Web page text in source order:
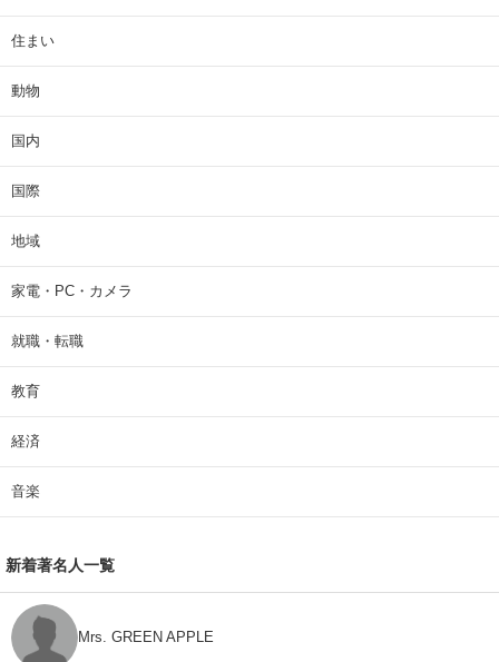
住まい
動物
国内
国際
地域
家電・PC・カメラ
就職・転職
教育
経済
音楽
新着著名人一覧
Mrs. GREEN APPLE